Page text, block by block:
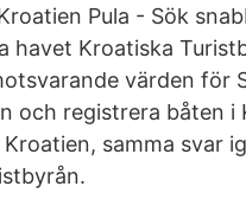
Pula - Sök
havet Kroatiska
värden för
och registrera båten i
samma svar